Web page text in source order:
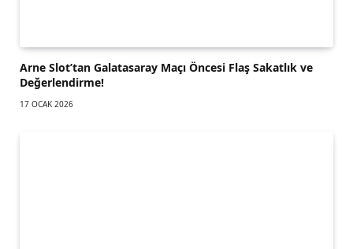
Arne Slot’tan Galatasaray Maçı Öncesi Flaş Sakatlık ve
Değerlendirme!
17 OCAK 2026